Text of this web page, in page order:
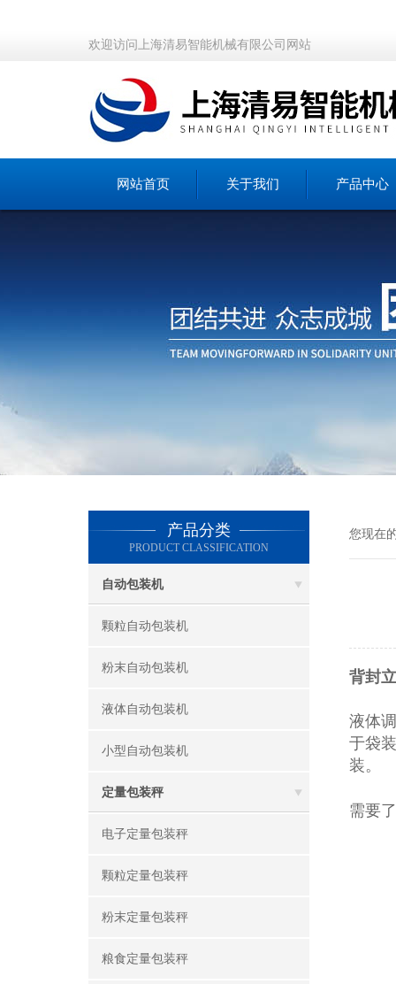
欢迎访问上海清易智能机械有限公司网站
网站首页 关于我们 产品中心
产品分类
PRODUCT CLASSIFICATION
自动包装机
颗粒自动包装机
粉末自动包装机
液体自动包装机
小型自动包装机
定量包装秤
电子定量包装秤
颗粒定量包装秤
粉末定量包装秤
粮食定量包装秤
您现在
背封
液体
于袋
装。
需要